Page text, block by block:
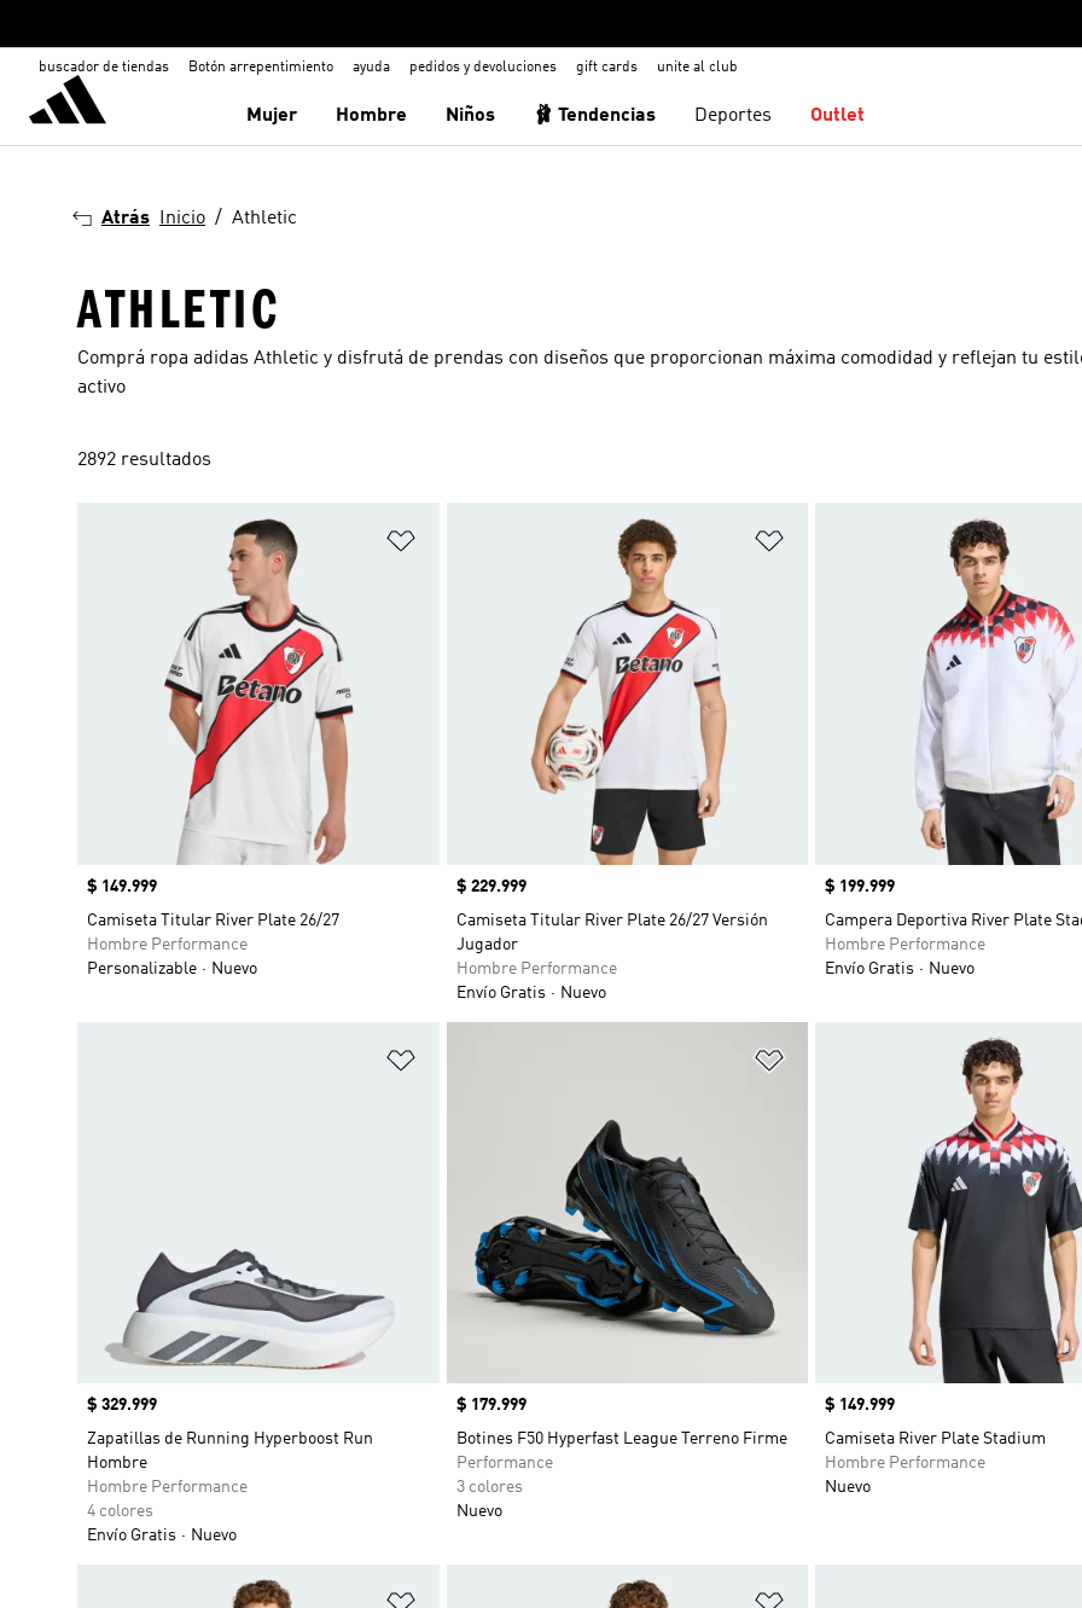
buscador de tiendas Botón arrepentimiento ayuda pedidos y devoluciones gift cards unite al club
Mujer Hombre Niños 🩰 Tendencias Deportes Outlet
Atrás Inicio Athletic
ATHLETIC
Comprá ropa adidas Athletic y disfrutá de prendas con diseños que proporcionan máxima comodidad y reflejan tu
activo
2892 resultados
Añadir a la lista de deseos
Precio
$ 149.999
Camiseta Titular River Plate 26/27
Hombre Performance
Personalizable
Nuevo
Añadir a la lista de deseos
Precio
$ 229.999
Camiseta Titular River Plate 26/27 Versión
Jugador
Hombre Performance
Envío Gratis
Nuevo
Precio
$ 199.999
Campera Deportiva River Plate
Hombre Performance
Envío Gratis
Nuevo
Precio
$ 329.999
Zapatillas de Running Hyperboost Run
Hombre
Hombre Performance
4 colores
Envío Gratis
Nuevo
Añadir a la lista de deseos
Precio
$ 179.999
Botines F50 Hyperfast League Terreno Firme
Performance
3 colores
Nuevo
Precio
$ 149.999
Camiseta River Plate Stadium
Hombre Performance
Nuevo
Añadir a la lista de deseos